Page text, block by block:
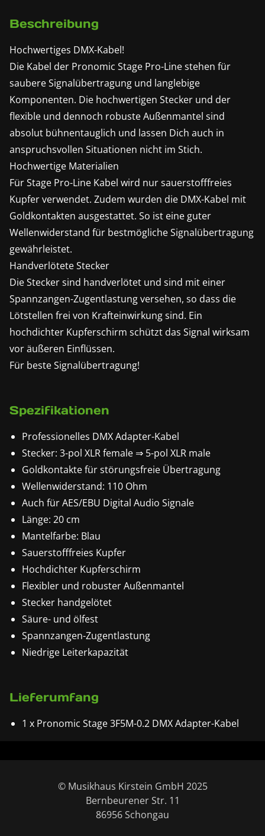
Beschreibung
Hochwertiges DMX-Kabel!
Die Kabel der Pronomic Stage Pro-Line stehen für
saubere Signalübertragung und langlebige
Komponenten. Die hochwertigen Stecker und der
flexible und dennoch robuste Außenmantel sind
absolut bühnentauglich und lassen Dich auch in
anspruchsvollen Situationen nicht im Stich.
Hochwertige Materialien
Für Stage Pro-Line Kabel wird nur sauerstofffreies
Kupfer verwendet. Zudem wurden die DMX-Kabel mit
Goldkontakten ausgestattet. So ist eine guter
Wellenwiderstand für bestmögliche Signalübertragung
gewährleistet.
Handverlötete Stecker
Die Stecker sind handverlötet und sind mit einer
Spannzangen-Zugentlastung versehen, so dass die
Lötstellen frei von Krafteinwirkung sind. Ein
hochdichter Kupferschirm schützt das Signal wirksam
vor äußeren Einflüssen.
Für beste Signalübertragung!
Spezifikationen
Professionelles DMX Adapter-Kabel
Stecker: 3-pol XLR female ⇒ 5-pol XLR male
Goldkontakte für störungsfreie Übertragung
Wellenwiderstand: 110 Ohm
Auch für AES/EBU Digital Audio Signale
Länge: 20 cm
Mantelfarbe: Blau
Sauerstofffreies Kupfer
Hochdichter Kupferschirm
Flexibler und robuster Außenmantel
Stecker handgelötet
Säure- und ölfest
Spannzangen-Zugentlastung
Niedrige Leiterkapazität
Lieferumfang
1 x Pronomic Stage 3F5M-0.2 DMX Adapter-Kabel
© Musikhaus Kirstein GmbH 2025
Bernbeurener Str. 11
86956 Schongau